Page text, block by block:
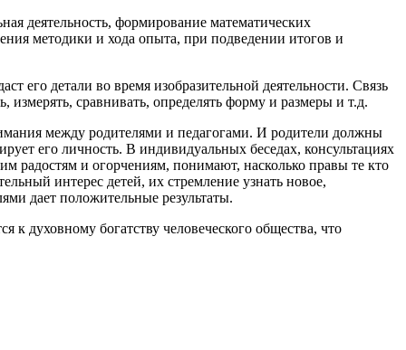
деятельность, формирование математических
методики и хода опыта, при подведении итогов и
его детали во время изобразительной деятельности. Связь
измерять, сравнивать, определять форму и размеры и т.д.
между родителями и педагогами. И родители должны
его личность. В индивидуальных беседах, консультациях
радостям и огорчениям, понимают, насколько правы те кто
интерес детей, их стремление узнать новое,
дает положительные результаты.
духовному богатству человеческого общества, что